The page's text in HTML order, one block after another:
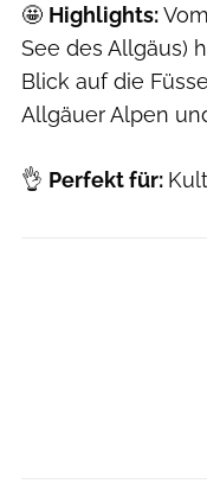
🤩 Highlights:
See des Allgäus)
Blick auf die
Allgäuer Alpen
👌 Perfekt für: